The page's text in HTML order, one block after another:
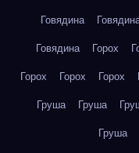
Говядина
Говядина
Горох
Горох
Горох Горох
Груша
Груша
Груша